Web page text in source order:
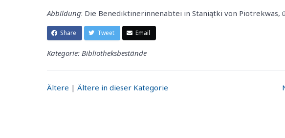
Abbildung: Die Benediktinerinnenabtei in Staniątki von Piotrekwas,
Share Tweet Email
Kategorie: Bibliotheksbestände
Ältere | Ältere in dieser Kategorie